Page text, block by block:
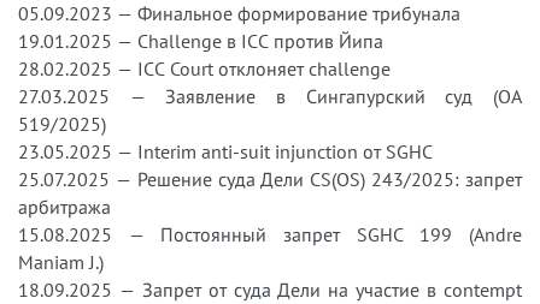
05.09.2023 — Финальное формирование трибунала
19.01.2025 — Challenge в ICC против Йипа
28.02.2025 — ICC Court отклоняет challenge
27.03.2025 — Заявление в Сингапурский суд (OA
519/2025)
23.05.2025 — Interim anti-suit injunction от SGHC
25.07.2025 — Решение суда Дели CS(OS) 243/2025: запрет
арбитража
15.08.2025 — Постоянный запрет SGHC 199 (Andre
Maniam J.)
18.09.2025 — Запрет от суда Дели на участие в contempt